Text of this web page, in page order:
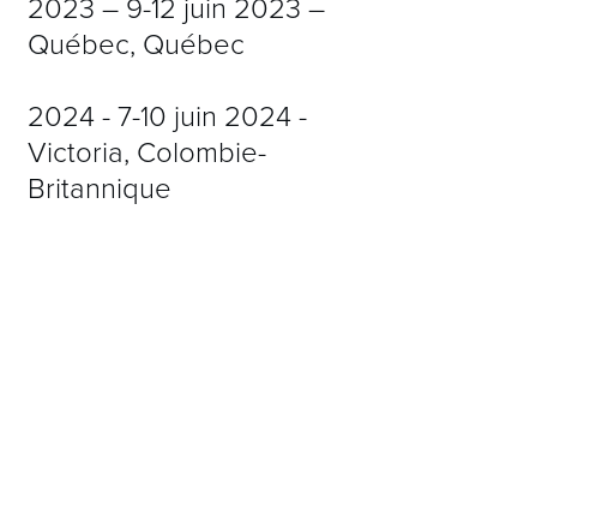
ÉVÉNEMENT
2023 – 9-12 juin 2023 –
Québec, Québec
2024 - 7-10 juin 2024 -
Victoria, Colombie-
Britannique